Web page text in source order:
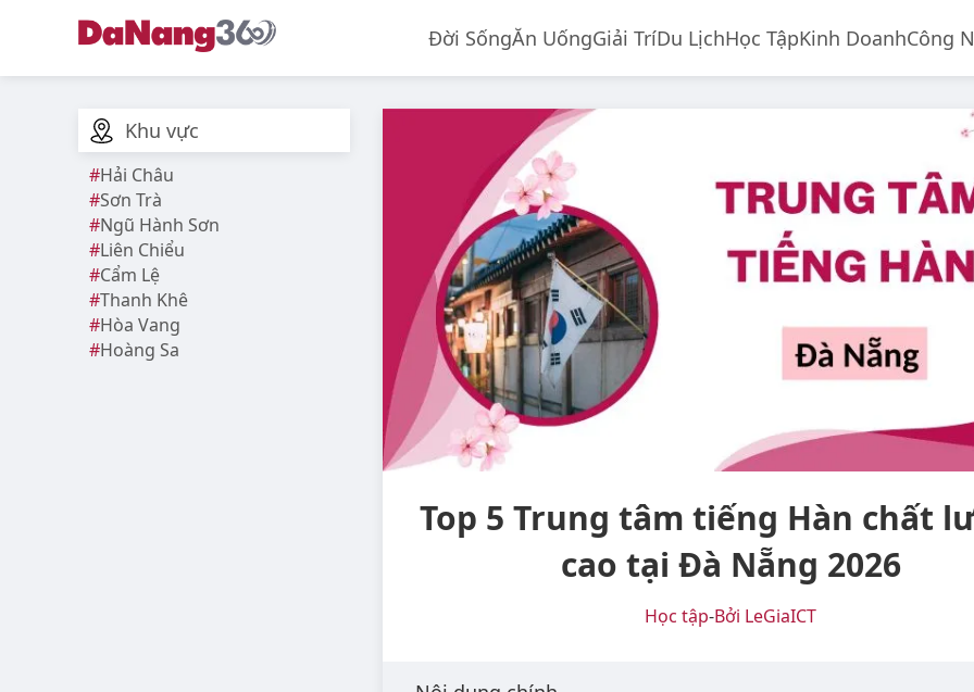
Đời SốngĂn UốngGiải TríDu LịchHọc TậpKinh DoanhCông
Khu vực
Hải Châu
Sơn Trà
Ngũ Hành Sơn
Liên Chiểu
Cẩm Lệ
Thanh Khê
Hòa Vang
Hoàng Sa
Top 5 Trung tâm tiếng Hàn chất
cao tại Đà Nẵng 2026
Học tập-Bởi LeGiaICT